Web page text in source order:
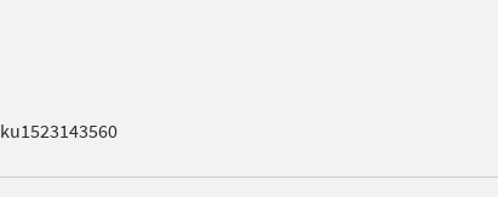
ku1523143560